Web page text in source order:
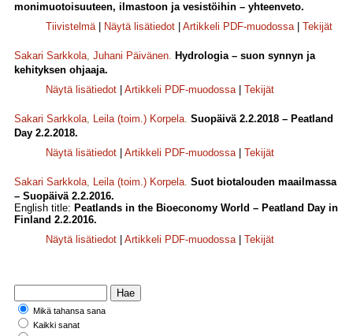
monimuotoisuuteen, ilmastoon ja vesistöihin – yhteenveto.
Tiivistelmä| Näytä lisätiedot Artikkeli PDF-muodossa| Tekijät
Sakari Sarkkola, Juhani Päivänen. Hydrologia – suon synnyn ja
kehityksen ohjaaja.
Näytä lisätiedot
Artikkeli PDF-muodossa| Tekijät
Sakari Sarkkola, Leila (toim.) Korpela. Suopäivä 2.2.2018 – Peatland
Day 2.2.2018.
Näytä lisätiedot
Artikkeli PDF-muodossa| Tekijät
Sakari Sarkkola, Leila (toim.) Korpela. Suot biotalouden maailmassa
– Suopäivä 2.2.2016.
English title: Peatlands in the Bioeconomy World – Peatland Day in
Finland 2.2.2016.
Näytä lisätiedot
Artikkeli PDF-muodossa| Tekijät
Mikä tahansa sana
Kaikki sanat